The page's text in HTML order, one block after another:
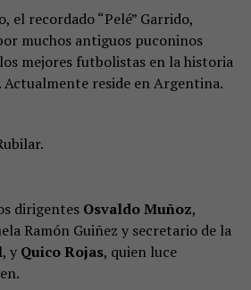
el recordado “Pelé” Garrido,
muchos antiguos puconinos
mejores futbolistas en la historia
Actualmente reside en Argentina.
dirigentes Osvaldo Muñoz,
Ramón Guiñez y secretario de la
y Quico Rojas, quien luce